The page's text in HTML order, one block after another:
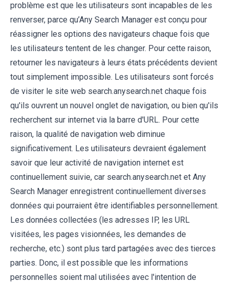
problème est que les utilisateurs sont incapables de les
renverser, parce qu’Any Search Manager est conçu pour
réassigner les options des navigateurs chaque fois que
les utilisateurs tentent de les changer. Pour cette raison,
retourner les navigateurs à leurs états précédents devient
tout simplement impossible. Les utilisateurs sont forcés
de visiter le site web search.anysearch.net chaque fois
qu'ils ouvrent un nouvel onglet de navigation, ou bien qu'ils
recherchent sur internet via la barre d'URL. Pour cette
raison, la qualité de navigation web diminue
significativement. Les utilisateurs devraient également
savoir que leur activité de navigation internet est
continuellement suivie, car search.anysearch.net et Any
Search Manager enregistrent continuellement diverses
données qui pourraient être identifiables personnellement.
Les données collectées (les adresses IP, les URL
visitées, les pages visionnées, les demandes de
recherche, etc.) sont plus tard partagées avec des tierces
parties. Donc, il est possible que les informations
personnelles soient mal utilisées avec l'intention de